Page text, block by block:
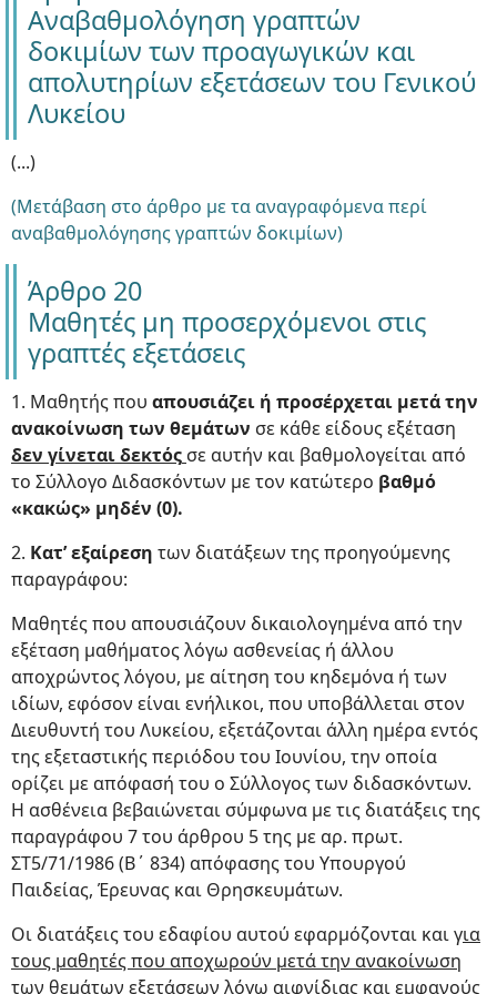
Αναβαθμολόγηση γραπτών
δοκιμίων των προαγωγικών και
απολυτηρίων εξετάσεων του Γενικού
Λυκείου
(...)
(Μετάβαση στο άρθρο με τα αναγραφόμενα περί
αναβαθμολόγησης γραπτών δοκιμίων)
Άρθρο 20
Μαθητές μη προσερχόμενοι στις
γραπτές εξετάσεις
1. Μαθητής που απουσιάζει ή προσέρχεται μετά την
ανακοίνωση των θεμάτων σε κάθε είδους εξέταση
δεν γίνεται δεκτός σε αυτήν και βαθμολογείται από
το Σύλλογο Διδασκόντων με τον κατώτερο βαθμό
«κακώς» μηδέν (0).
2. Κατ’ εξαίρεση των διατάξεων της προηγούμενης
παραγράφου:
Μαθητές που απουσιάζουν δικαιολογημένα από την
εξέταση μαθήματος λόγω ασθενείας ή άλλου
αποχρώντος λόγου, με αίτηση του κηδεμόνα ή των
ιδίων, εφόσον είναι ενήλικοι, που υποβάλλεται στον
Διευθυντή του Λυκείου, εξετάζονται άλλη ημέρα εντός
της εξεταστικής περιόδου του Ιουνίου, την οποία
ορίζει με απόφασή του ο Σύλλογος των διδασκόντων.
Η ασθένεια βεβαιώνεται σύμφωνα με τις διατάξεις της
παραγράφου 7 του άρθρου 5 της με αρ. πρωτ.
ΣT5/71/1986 (Β΄ 834) απόφασης του Υπουργού
Παιδείας, Έρευνας και Θρησκευμάτων.
Οι διατάξεις του εδαφίου αυτού εφαρμόζονται και για
τους μαθητές που αποχωρούν μετά την ανακοίνωση
των θεμάτων εξετάσεων λόγω αιφνίδιας και εμφανούς